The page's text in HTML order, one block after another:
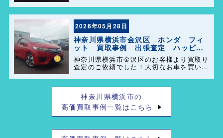
で困った事があれば、気軽にご相談して下
さい(^o^)／
2026年05月28日
神奈川県横浜市金沢区 ホンダ フィ
ット 買取事例 出張査定 ハッピー
カーズ港南店！
神奈川県横浜市金沢区のお客様より買取り
査定のご依頼でした！大切なお車を買い取
も弊社の事をよろしくお願いします＼
(^o^)／
神奈川県横浜市の
高価買取事例一覧はこちら